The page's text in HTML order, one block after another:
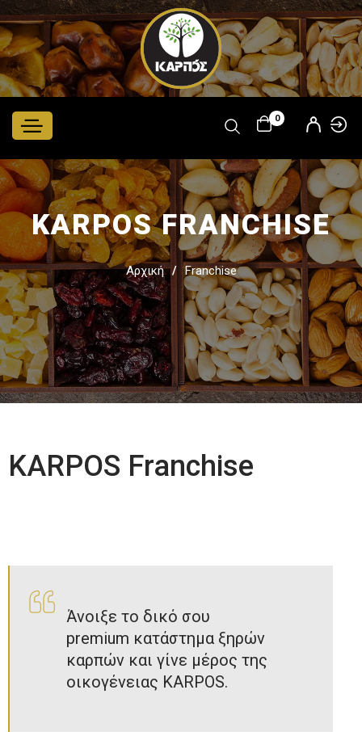
Παράκαμψη
προς το
κυρίως
περιεχόμενο
0
KARPOS FRANCHISE
Αρχική Franchise
KARPOS Franchise
Άνοιξε το δικό σου
premium κατάστημα ξηρών
καρπών και γίνε μέρος της
οικογένειας KARPOS.